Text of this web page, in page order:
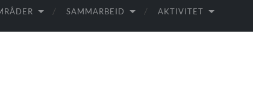
SAMMARBEID AKTIVITET